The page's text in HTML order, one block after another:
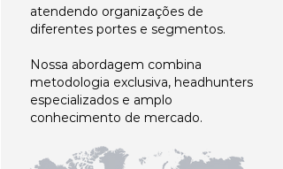
atendendo organizações de
diferentes portes e segmentos.
Nossa abordagem combina
metodologia exclusiva, headhunters
especializados e amplo
conhecimento de mercado.